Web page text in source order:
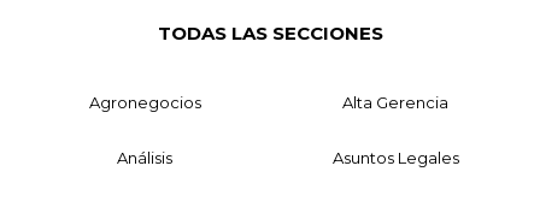
TODAS LAS SECCIONES
Agronegocios Alta Gerencia
Análisis Asuntos Legales